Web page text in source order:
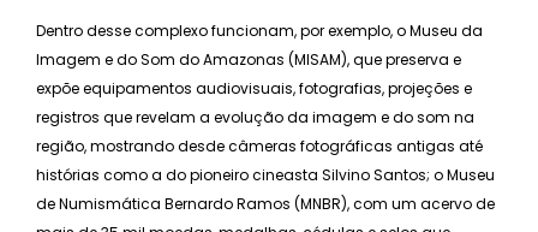
Dentro desse complexo funcionam, por exemplo, o Museu da
Imagem e do Som do Amazonas (MISAM), que preserva e
expõe equipamentos audiovisuais, fotografias, projeções e
registros que revelam a evolução da imagem e do som na
região, mostrando desde câmeras fotográficas antigas até
histórias como a do pioneiro cineasta Silvino Santos; o Museu
de Numismática Bernardo Ramos (MNBR), com um acervo de